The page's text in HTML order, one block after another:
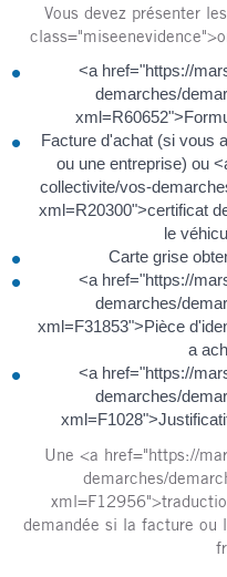
Vous devez présenter
<a href="https://
demarches/
Facture d'achat (si vous
ou une entreprise) ou
collectivite/vos-
xml=R20300">certificat
le
Carte grise
<a href="https://
demarches/
xml=F31853">Pièce
a
<a href="https://
demarches/
Une <a href="https://
demarches/
demandée si la facture ou